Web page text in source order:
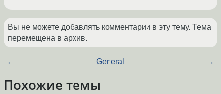
Вы не можете добавлять комментарии в эту тему. Тема
перемещена в архив.
← General →
Похожие темы